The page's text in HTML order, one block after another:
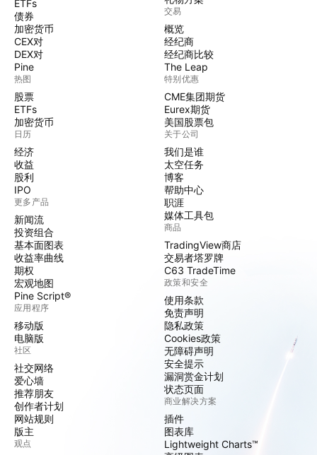
ETFs
债券
加密货币
CEX对
DEX对
Pine
热图
股票
ETFs
加密货币
日历
经济
收益
股利
IPO
更多产品
新闻流
投资组合
基本面图表
收益率曲线
期权
宏观地图
Pine Script®
应用程序
移动版
电脑版
社区
社交网络
爱心墙
推荐朋友
创作者计划
网站规则
版主
观点
交易
概览
经纪商
经纪商比较
The Leap
特别优惠
CME集团期货
Eurex期货
美国股票包
关于公司
我们是谁
太空任务
博客
帮助中心
职涯
媒体工具包
商品
TradingView商店
交易者塔罗牌
C63 TradeTime
政策和安全
使用条款
免责声明
隐私政策
Cookies政策
无障碍声明
安全提示
漏洞赏金计划
状态页面
商业解决方案
插件
图表库
Lightweight Charts™